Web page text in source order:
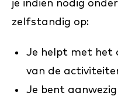
je indien nodig
zelfstandig op:
Je helpt met het
van de
Je bent